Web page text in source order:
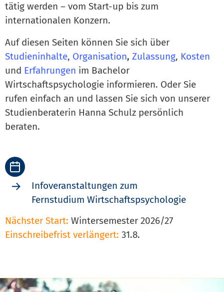
tätig werden – vom Start-up bis zum
internationalen Konzern.
Auf diesen Seiten können Sie sich über
Studieninhalte, Organisation, Zulassung, Kosten
und Erfahrungen im Bachelor
Wirtschaftspsychologie informieren. Oder Sie
rufen einfach an und lassen Sie sich von unserer
Studienberaterin Hanna Schulz persönlich
beraten.
Infoveranstaltungen zum
Fernstudium Wirtschaftspsychologie
Nächster Start: Wintersemester 2026/27
Einschreibefrist verlängert: 31.8.